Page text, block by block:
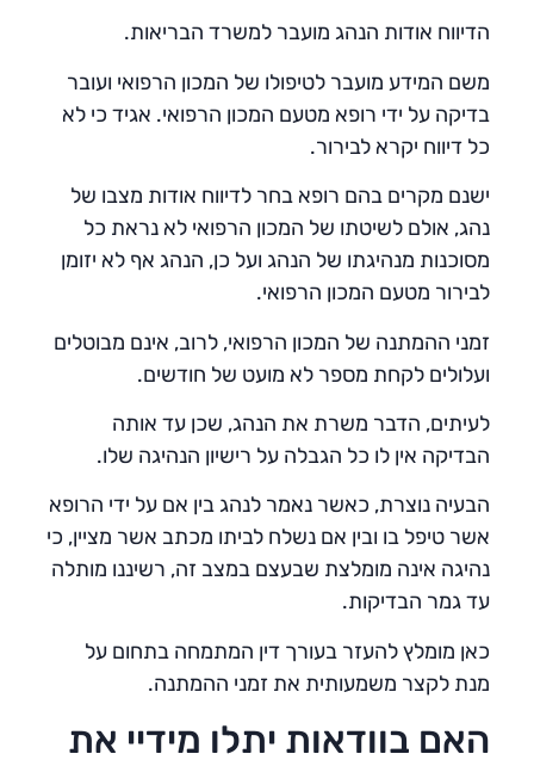
הדיווח אודות הנהג מועבר למשרד הבריאות.
משם המידע מועבר לטיפולו של המכון הרפואי ועובר
בדיקה על ידי רופא מטעם המכון הרפואי. אגיד כי לא
כל דיווח יקרא לבירור.
ישנם מקרים בהם רופא בחר לדיווח אודות מצבו של
נהג, אולם לשיטתו של המכון הרפואי לא נראת כל
מסוכנות מנהיגתו של הנהג ועל כן, הנהג אף לא יזומן
לבירור מטעם המכון הרפואי.
זמני ההמתנה של המכון הרפואי, לרוב, אינם מבוטלים
ועלולים לקחת מספר לא מועט של חודשים.
לעיתים, הדבר משרת את הנהג, שכן עד אותה
הבדיקה אין לו כל הגבלה על רישיון הנהיגה שלו.
הבעיה נוצרת, כאשר נאמר לנהג בין אם על ידי הרופא
אשר טיפל בו ובין אם נשלח לביתו מכתב אשר מציין, כי
נהיגה אינה מומלצת שבעצם במצב זה, רשיננו מותלה
עד גמר הבדיקות.
כאן מומלץ להעזר בעורך דין המתמחה בתחום על
מנת לקצר משמעותית את זמני ההמתנה.
האם בוודאות יתלו מידיי את